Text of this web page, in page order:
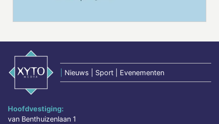
Nieuws | Sport | Evenementen
Hoofdvestiging:
van Benthuizenlaan 1